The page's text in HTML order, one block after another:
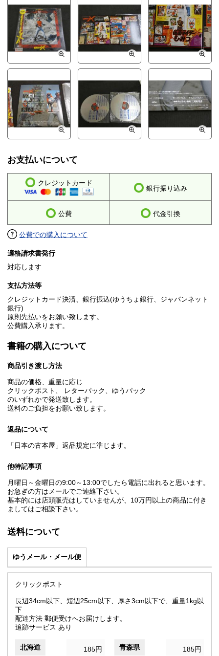
お支払いについて
クレジットカード
銀行振り込み
公費 代金引換
公費での購入について
適格請求書発行
対応します
支払方法等
クレジットカード決済、銀行振込(ゆうちょ銀行、ジャパンネット
銀行)
原則先払いをお願い致します。
公費購入承ります。
書籍の購入について
商品引き渡し方法
商品の価格、重量に応じ
クリックポスト、 レターパック、ゆうパック
のいずれかで発送致します。
送料のご負担をお願い致します。
返品について
「日本の古本屋」返品規定に準じます。
他特記事項
月曜日～金曜日の9:00～13:00でしたら電話に出れると思います。
お急ぎの方はメールでご連絡下さい。
基本的には店頭販売はしていませんが、10万円以上の商品に付き
ましてはご相談下さい。
送料について
ゆうメール・メール便
クリックポスト
長辺34cm以下、短辺25cm以下、厚さ3cm以下で、重量1kg以
下
配達方法 郵便受けへお届けします。
追跡サービス あり
北海道 185円 青森県 185円